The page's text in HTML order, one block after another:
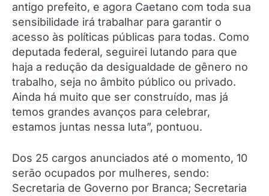
antigo prefeito, e agora Caetano com toda sua
sensibilidade irá trabalhar para garantir o
acesso às políticas públicas para todas. Como
deputada federal, seguirei lutando para que
haja a redução da desigualdade de gênero no
trabalho, seja no âmbito público ou privado.
Ainda há muito que ser construído, mas já
temos grandes avanços para celebrar,
estamos juntas nessa luta”, pontuou.
Dos 25 cargos anunciados até o momento, 10
serão ocupados por mulheres, sendo:
Secretaria de Governo por Branca; Secretaria